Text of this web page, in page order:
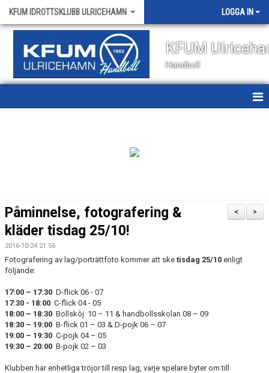
KFUM IDROTTSKLUBB ULRICEHAMN LOGGA IN
KFUM
Handboll
KALENDER
VÅRA LAG
BLI MEDLEM
STÖDMEDLEMMAR
MATCHER
>
<
Påminnelse, fotografering &
kläder tisdag 25/10!
2016-10-24 21:56
Fotografering av lag/porträttfoto kommer att ske tisdag 25/10 enligt
följande:
17:00 – 17:30 D-flick 06 - 07
17:30 - 18:00 C-flick 04 - 05
18:00 – 18:30 Bollskôj 10 – 11 & handbollsskolan 08 – 09
18:30 – 19:00 B-flick 01 – 03 & D-pojk 06 – 07
19:00 – 19:30 C-pojk 04 – 05
19:30 – 20:00 B-pojk 02 – 03
Klubben har enhetliga tröjor till resp lag, varje spelare byter om till